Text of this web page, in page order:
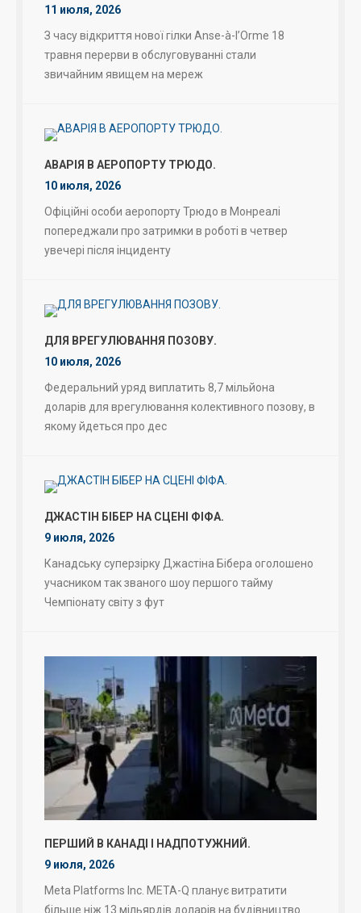
11 июля, 2026
З часу відкриття нової гілки Anse-à-l’Orme 18
травня перерви в обслуговуванні стали
звичайним явищем на мереж
АВАРІЯ В АЕРОПОРТУ ТРЮДО.
10 июля, 2026
Офіційні особи аеропорту Трюдо в Монреалі
попереджали про затримки в роботі в четвер
увечері після інциденту
ДЛЯ ВРЕГУЛЮВАННЯ ПОЗОВУ.
10 июля, 2026
Федеральний уряд виплатить 8,7 мільйона
доларів для врегулювання колективного позову, в
якому йдеться про дес
ДЖАСТІН БІБЕР НА СЦЕНІ ФІФА.
9 июля, 2026
Канадську суперзірку Джастіна Бібера оголошено
учасником так званого шоу першого тайму
Чемпіонату світу з фут
ПЕРШИЙ В КАНАДІ І НАДПОТУЖНИЙ.
9 июля, 2026
Meta Platforms Inc. META-Q планує витратити
більше ніж 13 мільярдів доларів на будівництво